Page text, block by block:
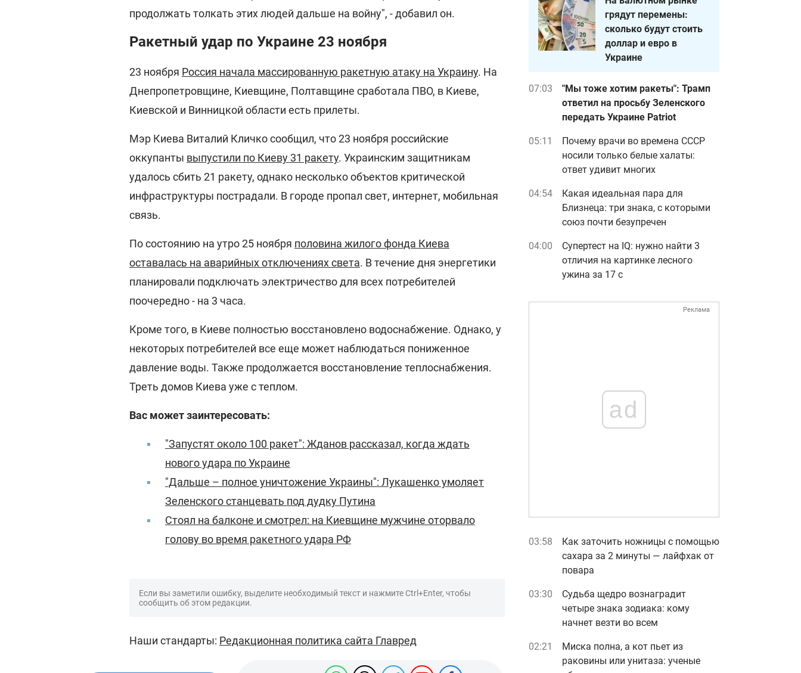
продолжать толкать этих людей дальше на войну", - добавил он.
Ракетный удар по Украине 23 ноября
23 ноября Россия начала массированную ракетную атаку на Украину. На
Днепропетровщине, Киевщине, Полтавщине сработала ПВО, в Киеве,
Киевской и Винницкой области есть прилеты.
Мэр Киева Виталий Кличко сообщил, что 23 ноября российские
оккупанты выпустили по Киеву 31 ракету. Украинским защитникам
удалось сбить 21 ракету, однако несколько объектов критической
инфраструктуры пострадали. В городе пропал свет, интернет, мобильная
связь.
По состоянию на утро 25 ноября половина жилого фонда Киева
оставалась на аварийных отключениях света. В течение дня энергетики
планировали подключать электричество для всех потребителей
поочередно - на 3 часа.
Кроме того, в Киеве полностью восстановлено водоснабжение. Однако, у
некоторых потребителей все еще может наблюдаться пониженное
давление воды. Также продолжается восстановление теплоснабжения.
Треть домов Киева уже с теплом.
Вас может заинтересовать:
"Запустят около 100 ракет": Жданов рассказал, когда ждать
нового удара по Украине
"Дальше – полное уничтожение Украины": Лукашенко умоляет
Зеленского станцевать под дудку Путина
Стоял на балконе и смотрел: на Киевщине мужчине оторвало
голову во время ракетного удара РФ
Если вы заметили ошибку, выделите необходимый текст и нажмите Ctrl+Enter, чтобы
сообщить об этом редакции.
Наши стандарты: Редакционная политика сайта Главред
грядут перемены:
сколько будут стоить
доллар и евро в
Украине
07:03
"Мы тоже хотим ракеты": Трамп
ответил на просьбу Зеленского
передать Украине Patriot
05:11
Почему врачи во времена СССР
носили только белые халаты:
ответ удивит многих
04:54
Какая идеальная пара для
Близнеца: три знака, с которыми
союз почти безупречен
04:00
Супертест на IQ: нужно найти 3
отличия на картинке лесного
ужина за 17 с
Реклама
ad
03:58
Как заточить ножницы с помощью
сахара за 2 минуты — лайфхак от
повара
03:30
Судьба щедро вознаградит
четыре знака зодиака: кому
начнет везти во всем
02:21
Миска полна, а кот пьет из
раковины или унитаза: ученые